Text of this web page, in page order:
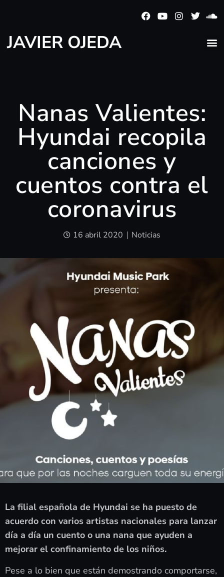
JAVIER OJEDA
Nanas Valientes:
Hyundai recopila
canciones y
cuentos contra el
coronavirus
16 abril 2020 Noticias
La filial española de Hyundai se ha puesto de
acuerdo con varios artistas nacionales para lanzar
día a día un cuento o una nana que ayuden a
mejorar el confinamiento de los niños.
Pese a lo bien que están demostrando comportarse,